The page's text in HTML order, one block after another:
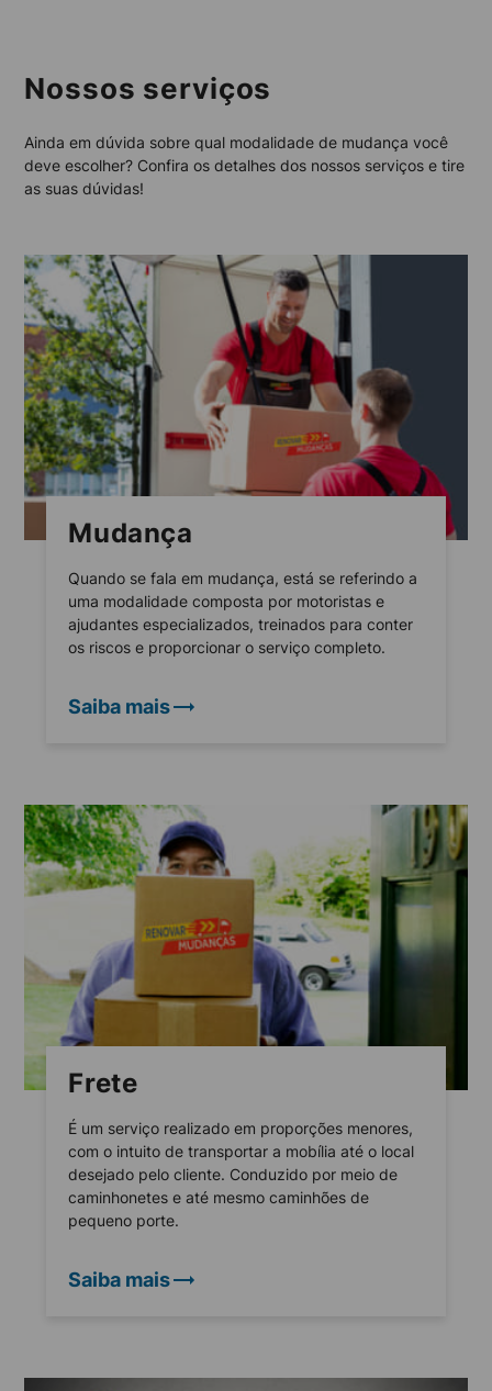
Nossos serviços
Ainda em dúvida sobre qual modalidade de mudança você
deve escolher? Confira os detalhes dos nossos serviços e tire
as suas dúvidas!
Mudança
Quando se fala em mudança, está se referindo a
uma modalidade composta por motoristas e
ajudantes especializados, treinados para conter
os riscos e proporcionar o serviço completo.
Saiba mais
Frete
É um serviço realizado em proporções menores,
com o intuito de transportar a mobília até o local
desejado pelo cliente. Conduzido por meio de
caminhonetes e até mesmo caminhões de
pequeno porte.
Saiba mais